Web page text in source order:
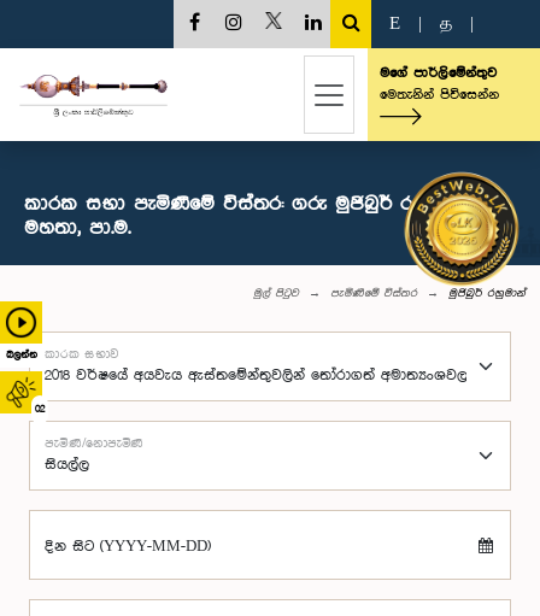
බලන්න
02
E த
මගේ පාර්ලිමේන්තුව
මෙතැනින් පිවිසෙන්න
කාරක සභා පැමිණීමේ විස්තර: ගරු මුජිබුර් රහුමාන්
මහතා, පා.ම.
මුල් පිටුව පැමිණීමේ විස්තර මුජිබුර් රහුමාන්
කාරක සභාව
පැමිණි/නොපැමිණි
දින සිට (YYYY-MM-DD)